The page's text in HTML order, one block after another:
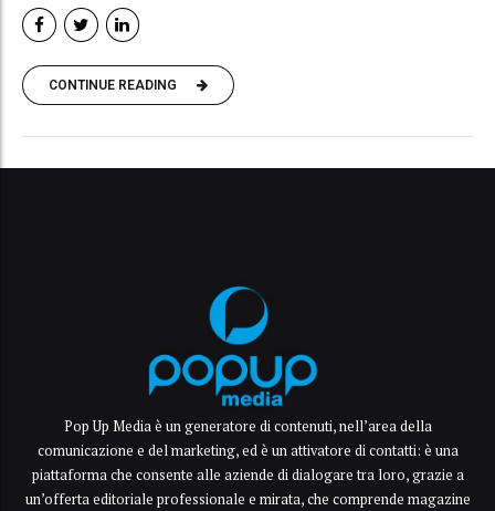
CONTINUE READING
Pop Up Media è un generatore di contenuti, nell’area della
comunicazione e del marketing, ed è un attivatore di contatti: è una
piattaforma che consente alle aziende di dialogare tra loro, grazie a
un’offerta editoriale professionale e mirata, che comprende magazine